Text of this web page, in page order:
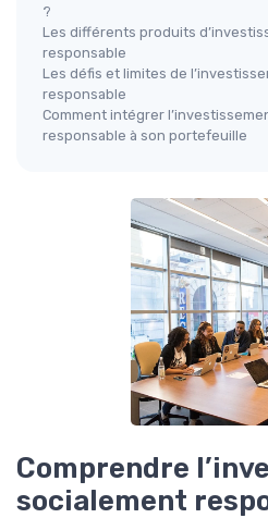
?
Les différents produits
responsable
Les défis et limites de
responsable
Comment intégrer
responsable à son portefeuille
Comprendre
socialement